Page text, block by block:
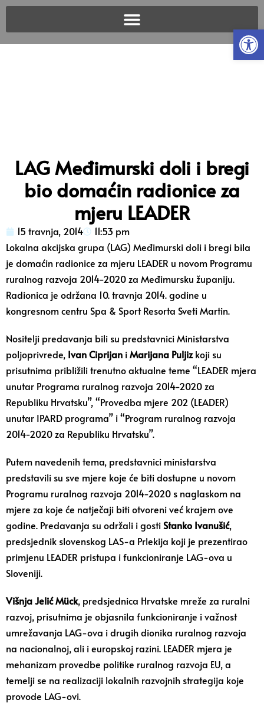
LAG Međimurski doli i bregi
bio domaćin radionice za
mjeru LEADER
15 travnja, 2014
11:53 pm
Lokalna akcijska grupa (LAG) Međimurski doli i bregi bila
je domaćin radionice za mjeru LEADER u novom Programu
ruralnog razvoja 2014-2020 za Međimursku županiju.
Radionica je održana 10. travnja 2014. godine u
kongresnom centru Spa & Sport Resorta Sveti Martin.
Nositelji predavanja bili su predstavnici Ministarstva
poljoprivrede, Ivan Ciprijan iMarijana Puljizkoji su
prisutnima približili trenutno aktualne teme “LEADER mjera
unutar Programa ruralnog razvoja 2014-2020 za
Republiku Hrvatsku”, “Provedba mjere 202 (LEADER)
unutar IPARD programa” i “Program ruralnog razvoja
2014-2020 za Republiku Hrvatsku”.
Putem navedenih tema, predstavnici ministarstva
predstavili su sve mjere koje će biti dostupne u novom
Programu ruralnog razvoja 2014-2020 s naglaskom na
mjere za koje će natječaji biti otvoreni već krajem ove
godine. Predavanja su održali i gostiStanko Ivanušić,
predsjednik slovenskog LAS-a Prlekija koji je prezentirao
primjenu LEADER pristupa i funkcioniranje LAG-ova u
Sloveniji.
Višnja Jelić Mück, predsjednica Hrvatske mreže za ruralni
razvoj, prisutnima je objasnila funkcioniranje i važnost
umrežavanja LAG-ova i drugih dionika ruralnog razvoja
na nacionalnoj, ali i europskoj razini. LEADER mjera je
mehanizam provedbe politike ruralnog razvoja EU, a
temelji se na realizaciji lokalnih razvojnih strategija koje
provode LAG-ovi.